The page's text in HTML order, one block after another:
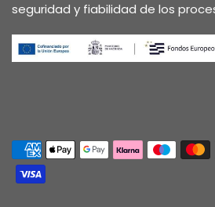
seguridad y fiabilidad de los